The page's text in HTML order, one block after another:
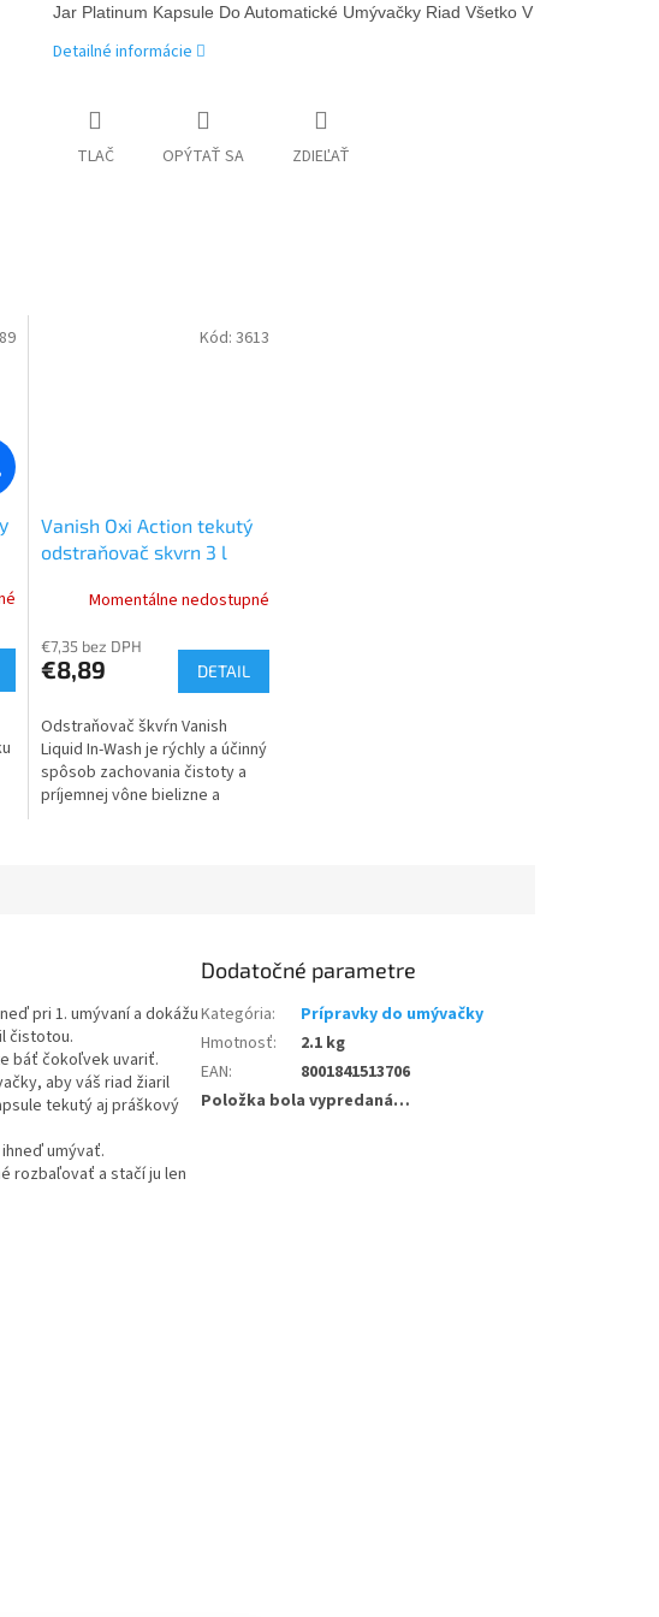
Jar Platinum Kapsule Do Automatické Umývačky Riad Všetko V Jednom,
Detailné informácie
TLAČ OPÝTAŤ SA ZDIEĽAŤ
Vanish Oxi Action tekutý
odstraňovač skvrn 3 l
Momentálne nedostupné
€7,35 bez DPH
€8,89 DETAIL
Odstraňovač škvŕn Vanish
Liquid In-Wash je rýchly a účinný
spôsob zachovania čistoty a
príjemnej vône bielizne a
Kód:3613
pri 1. umývaní a dokážu
čistotou.
báť čokoľvek uvariť.
aby váš riad žiaril
tekutý aj práškový
umývať.
rozbaľovať a stačí ju len
Dodatočné parametre
Kategória:
Prípravky do umývačky
Hmotnosť:
2.1 kg
EAN:
8001841513706
Položka bola vypredaná…